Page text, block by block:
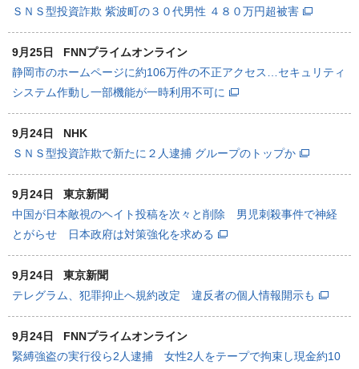
ＳＮＳ型投資詐欺 紫波町の３０代男性 ４８０万円超被害
9月25日
FNNプライムオンライン
静岡市のホームページに約106万件の不正アクセス…セキュリティ
システム作動し一部機能が一時利用不可に
9月24日
NHK
ＳＮＳ型投資詐欺で新たに２人逮捕 グループのトップか
9月24日
東京新聞
中国が日本敵視のヘイト投稿を次々と削除 男児刺殺事件で神経
とがらせ 日本政府は対策強化を求める
9月24日
東京新聞
テレグラム、犯罪抑止へ規約改定 違反者の個人情報開示も
9月24日
FNNプライムオンライン
緊縛強盗の実行役ら2人逮捕 女性2人をテープで拘束し現金約10